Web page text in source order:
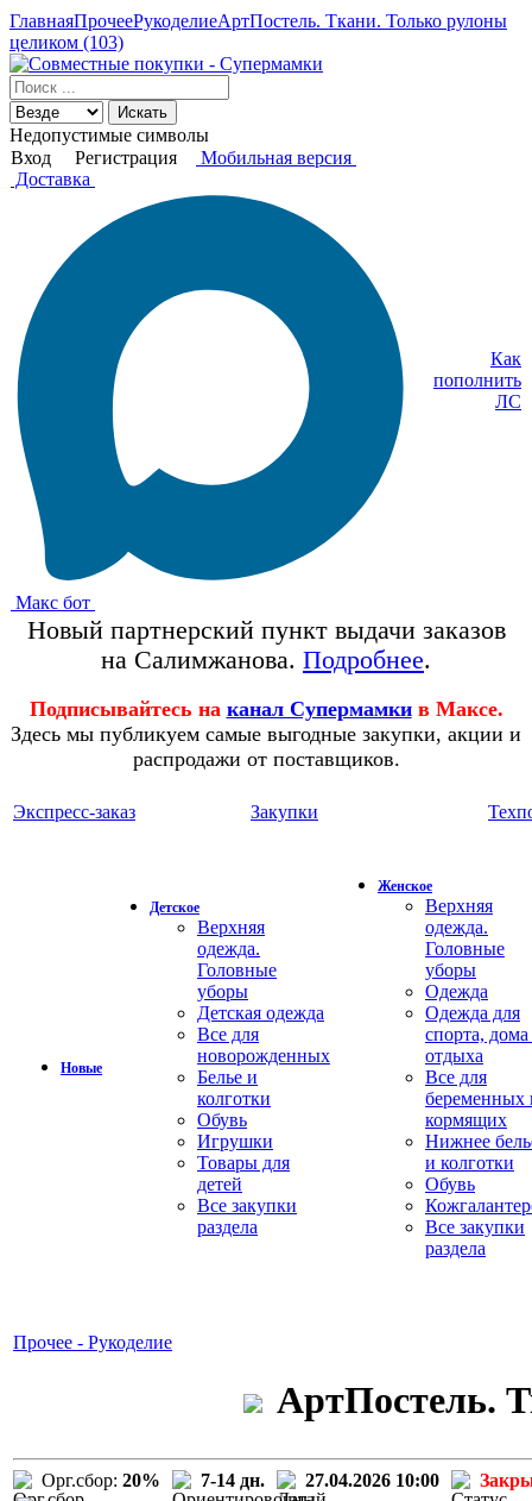
ГлавнаяПрочееРукоделиеАртПостель. Ткани. Только рулоны
целиком (103)
Искать
Недопустимые символы
Вход
Регистрация
Мобильная версия
Доставка
Макс бот
Как
пополнить
ЛС
Новый партнерский пункт выдачи заказов
на Салимжанова. Подробнее.
Подписывайтесь на канал Супермамки в Максе.
Здесь мы публикуем самые выгодные закупки, акции и
распродажи от поставщиков.
Экспресс-заказ Закупки
Новые
Детское
Верхняя
одежда.
Головные
уборы
Детская одежда
Все для
новорожденных
Белье и
колготки
Обувь
Игрушки
Товары для
детей
Все закупки
раздела
Женское
Верхняя
одежда.
Головные
уборы
Одежда
Одежда для
спорта,
отдыха
Все для
беременных
кормящих
Нижнее
и колготки
Обувь
Все закупки
раздела
Прочее - Рукоделие
АртПостель.
Орг.сбор: 20% 7-14 дн. 27.04.2026 10:00